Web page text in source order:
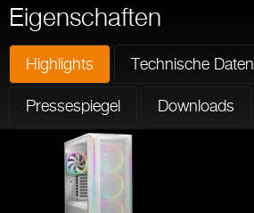
Eigenschaften
Highlights Technische Daten
Pressespiegel Downloads